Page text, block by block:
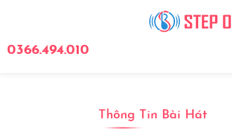
0366.494.010
Thông Tin Bài Hát